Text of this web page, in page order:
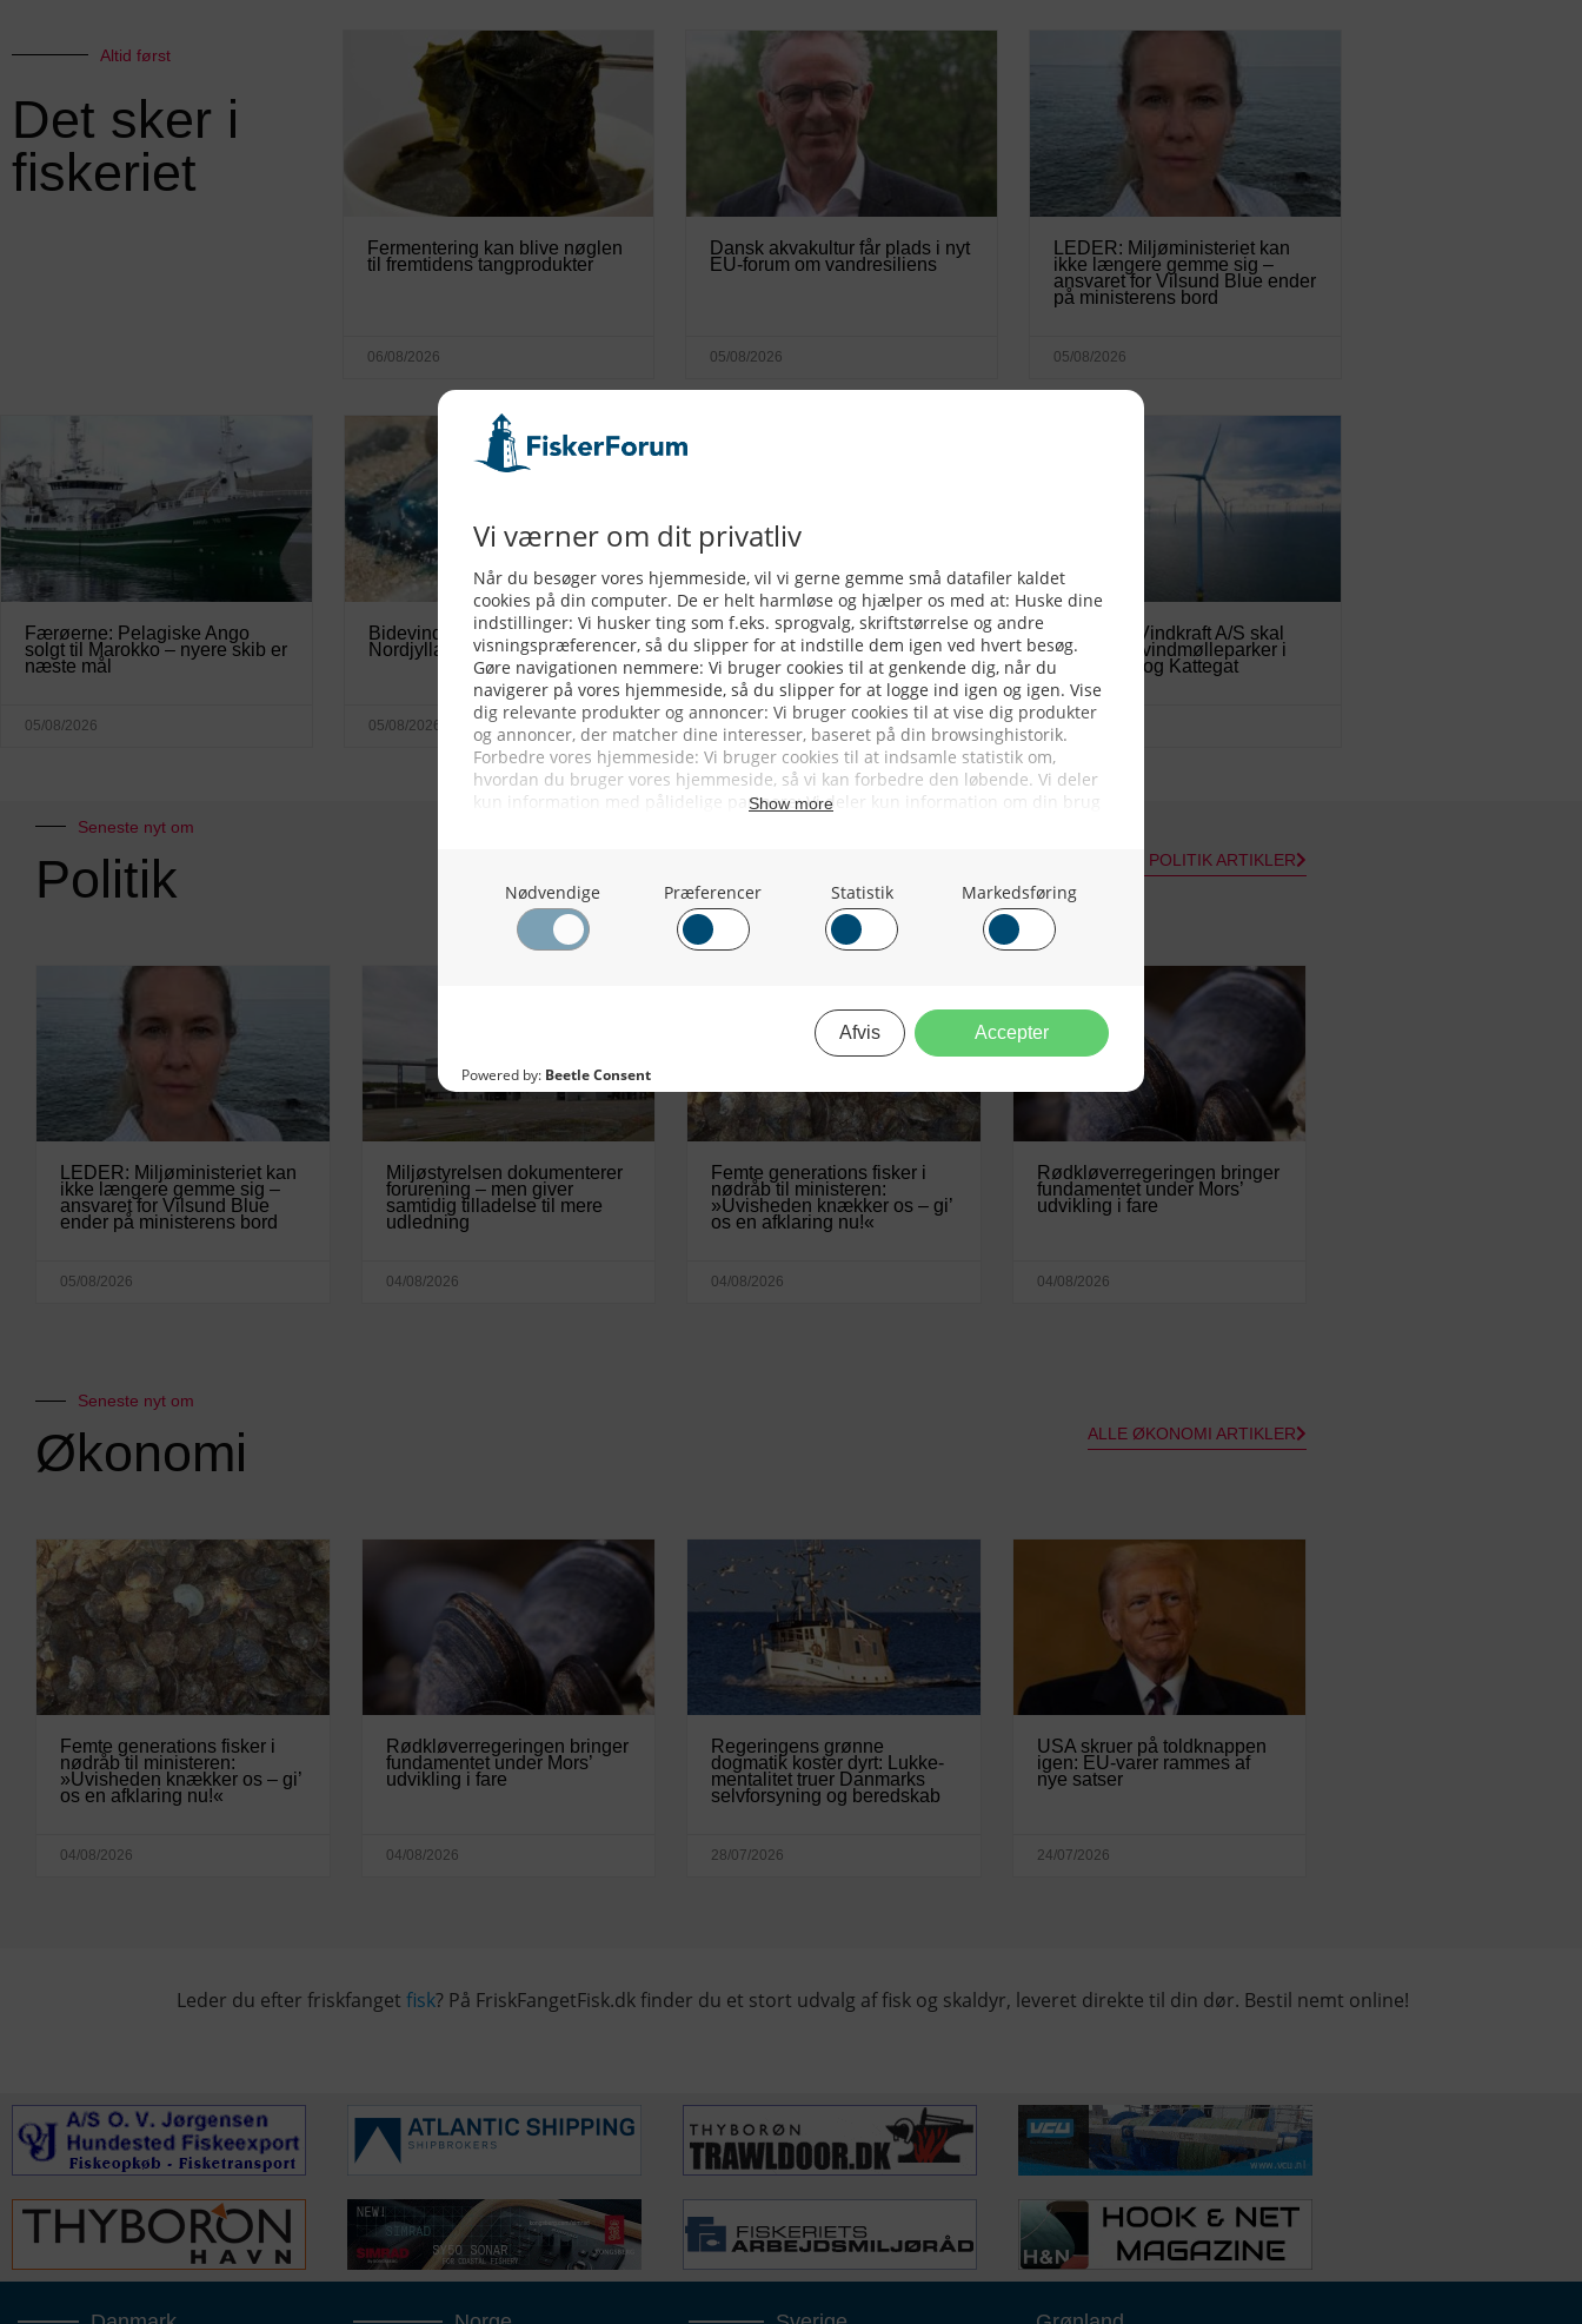
Altid først
Det sker i
fiskeriet
Fermentering kan blive nøglen
til fremtidens tangprodukter
06/08/2026
Dansk akvakultur får plads i nyt
EU-forum om vandresiliens
05/08/2026
LEDER: Miljøministeriet kan
ikke længere gemme sig –
ansvaret for Vilsund Blue ender
på ministerens bord
05/08/2026
Færøerne: Pelagiske Ango
solgt til Marokko – nyere skib er
næste mål
05/08/2026
Bidevindsejleren skyllet i land i
Nordjylland
05/08/2026
Miljøstyrelsen dokumenterer
forurening – men giver samtidig
tilladelse til mere udledning
04/08/2026
Vattenfall Vindkraft A/S skal
bygge havvindmølleparker i
Nordsøen og Kattegat
04/08/2026
Seneste nyt om
Politik ALLE POLITIK ARTIKLER
LEDER: Miljøministeriet kan
ikke længere gemme sig –
ansvaret for Vilsund Blue
ender på ministerens bord
05/08/2026
Miljøstyrelsen dokumenterer
forurening – men giver
samtidig tilladelse til mere
udledning
04/08/2026
Femte generations fisker i
nødråb til ministeren:
»Uvisheden knækker os – gi’
os en afklaring nu!«
04/08/2026
Rødkløverregeringen bringer
fundamentet under Mors’
udvikling i fare
04/08/2026
Seneste nyt om
Økonomi ALLE ØKONOMI ARTIKLER
Femte generations fisker i
nødråb til ministeren:
»Uvisheden knækker os – gi’
os en afklaring nu!«
04/08/2026
Rødkløverregeringen bringer
fundamentet under Mors’
udvikling i fare
04/08/2026
Regeringens grønne
dogmatik koster dyrt: Lukke-
mentalitet truer Danmarks
selvforsyning og beredskab
28/07/2026
USA skruer på toldknappen
igen: EU-varer rammes af
nye satser
24/07/2026
Leder du efter friskfanget fisk? På FriskFangetFisk.dk finder du et stort udvalg af fisk og skaldyr, leveret direkte til din dør. Bestil nemt online!